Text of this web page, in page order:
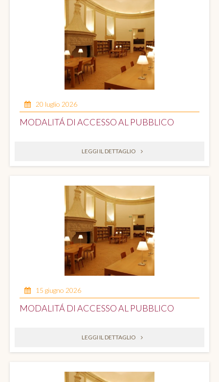
20 luglio 2026
MODALITÁ DI ACCESSO AL PUBBLICO
LEGGI IL DETTAGLIO
15 giugno 2026
MODALITÁ DI ACCESSO AL PUBBLICO
LEGGI IL DETTAGLIO